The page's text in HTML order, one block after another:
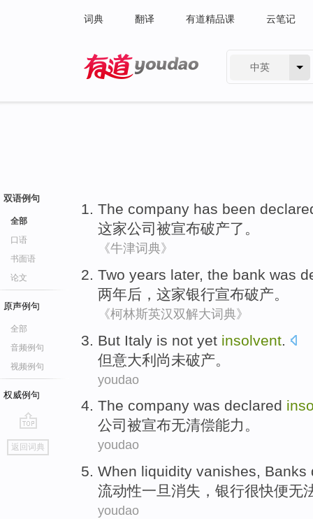
词典 翻译 有道精品课 云笔记
中英
双语例句
全部
口语
书面语
论文
原声例句
全部
音频例句
视频例句
权威例句
go
top
返回词典
The company has been
这家公司 被宣布破产了。
《牛津词典》
Two years later, the bank was
两年后 ， 这家银行宣布破产。
《柯林斯英汉双解大词典》
But Italy is not yet insolvent
但意大利 尚未破产 。
youdao
The company was declared
公司 被宣布无清偿能力 。
youdao
When liquidity vanishes, Banks
流动性一旦消失 ， 银行很快便无
youdao